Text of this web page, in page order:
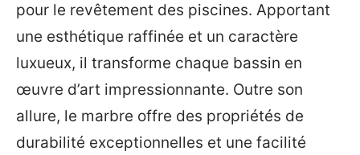
pour le revêtement des piscines. Apportant
une esthétique raffinée et un caractère
luxueux, il transforme chaque bassin en
œuvre d’art impressionnante. Outre son
allure, le marbre offre des propriétés de
durabilité exceptionnelles et une facilité